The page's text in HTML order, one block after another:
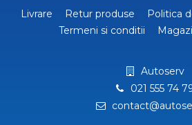
Livrare Retur produse
Politica
Termeni si conditii
Autoserv
021 555 74